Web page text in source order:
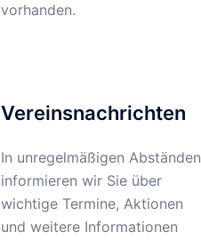
vorhanden.
Vereinsnachrichten
In unregelmäßigen Abständen
informieren wir Sie über
wichtige Termine, Aktionen
und weitere Informationen